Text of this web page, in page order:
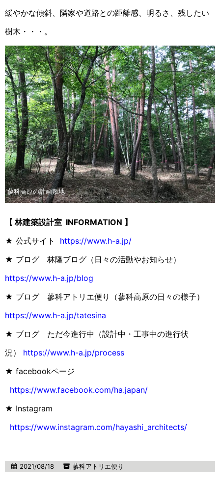
緩やかな傾斜、隣家や道路との距離感、明るさ、残したい
樹木・・・。
蓼科高原の計画敷地
【 林建築設計室 INFORMATION 】
★ 公式サイト https://www.h-a.jp/
★ ブログ 林隆ブログ（日々の活動やお知らせ）
https://www.h-a.jp/blog
★ ブログ 蓼科アトリエ便り（蓼科高原の日々の様子）
https://www.h-a.jp/tatesina
★ ブログ ただ今進行中（設計中・工事中の進行状
況） https://www.h-a.jp/process
★ facebookページ
https://www.facebook.com/ha.japan/
★ Instagram
https://www.instagram.com/hayashi_architects/
2021/08/18 蓼科アトリエ便り